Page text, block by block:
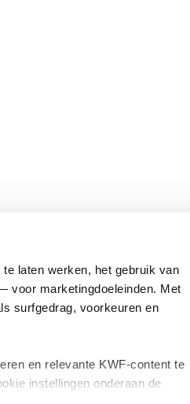
laten werken, het gebruik van
voor marketingdoeleinden. Met
surfgedrag, voorkeuren en
en relevante KWF-content te
instellingen onderaan de